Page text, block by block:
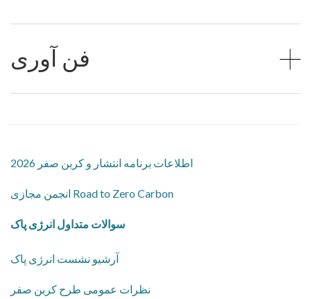
فن آوری
2026 اطلاعات برنامه انتشار و کربن صفر
انجمن مجازی Road to Zero Carbon
سوالات متداول انرژی پاک
آرشیو نشست انرژی پاک
نظرات عمومی طرح کربن صفر